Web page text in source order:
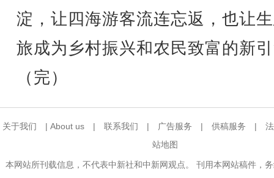
淀，让四海游客流连忘返，也让
旅成为乡村振兴和农民致富的新
（完）
关于我们 | About us | 联系我们 | 广告服务 | 供稿服务 |
站地图
本网站所刊载信息，不代表中新社和中新网观点。 刊用本网站稿件，